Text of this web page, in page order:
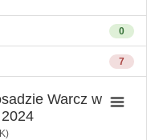
0
7
Warcz w